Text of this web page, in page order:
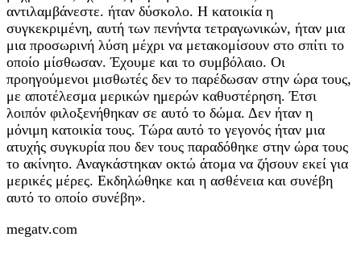
αντιλαμβάνεστε. ήταν δύσκολο. Η κατοικία η
συγκεκριμένη, αυτή των πενήντα τετραγωνικών, ήταν μια
μια προσωρινή λύση μέχρι να μετακομίσουν στο σπίτι το
οποίο μίσθωσαν. Έχουμε και το συμβόλαιο. Οι
προηγούμενοι μισθωτές δεν το παρέδωσαν στην ώρα τους,
με αποτέλεσμα μερικών ημερών καθυστέρηση. Έτσι
λοιπόν φιλοξενήθηκαν σε αυτό το δώμα. Δεν ήταν η
μόνιμη κατοικία τους. Τώρα αυτό το γεγονός ήταν μια
ατυχής συγκυρία που δεν τους παραδόθηκε στην ώρα τους
το ακίνητο. Αναγκάστηκαν οκτώ άτομα να ζήσουν εκεί για
μερικές μέρες. Εκδηλώθηκε και η ασθένεια και συνέβη
αυτό το οποίο συνέβη».
megatv.com